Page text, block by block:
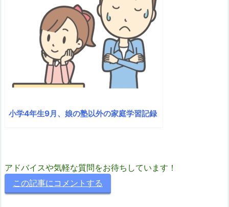
小学4年生9月、娘の塾以外の家庭学習記録
アドバイスや気軽な質問をお待ちしています！
この記事にコメントする